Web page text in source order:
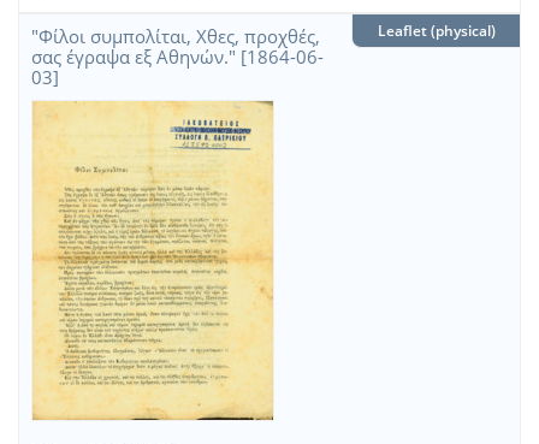
"Φίλοι συμπολίται, Χθες, προχθές,
σας έγραψα εξ Αθηνών." [1864-06-
03]
Leaflet (physical)